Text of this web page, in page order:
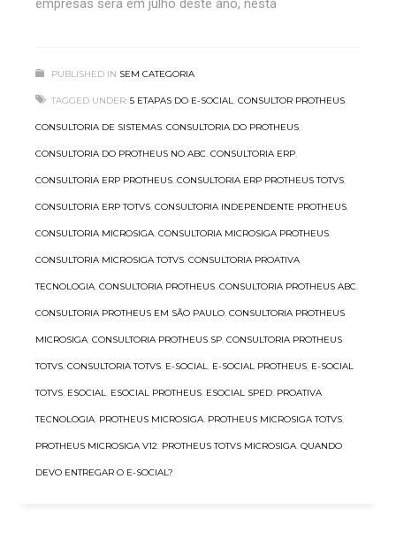
empresas será em julho deste ano, nesta
PUBLISHED IN SEM CATEGORIA
TAGGED UNDER: 5 ETAPAS DO E-SOCIAL, CONSULTOR PROTHEUS,
CONSULTORIA DE SISTEMAS, CONSULTORIA DO PROTHEUS,
CONSULTORIA DO PROTHEUS NO ABC, CONSULTORIA ERP,
CONSULTORIA ERP PROTHEUS, CONSULTORIA ERP PROTHEUS TOTVS,
CONSULTORIA ERP TOTVS, CONSULTORIA INDEPENDENTE PROTHEUS,
CONSULTORIA MICROSIGA, CONSULTORIA MICROSIGA PROTHEUS,
CONSULTORIA MICROSIGA TOTVS, CONSULTORIA PROATIVA
TECNOLOGIA, CONSULTORIA PROTHEUS, CONSULTORIA PROTHEUS ABC,
CONSULTORIA PROTHEUS EM SÃO PAULO, CONSULTORIA PROTHEUS
MICROSIGA, CONSULTORIA PROTHEUS SP, CONSULTORIA PROTHEUS
TOTVS, CONSULTORIA TOTVS, E-SOCIAL, E-SOCIAL PROTHEUS, E-SOCIAL
TOTVS, ESOCIAL, ESOCIAL PROTHEUS, ESOCIAL SPED, PROATIVA
TECNOLOGIA, PROTHEUS MICROSIGA, PROTHEUS MICROSIGA TOTVS,
PROTHEUS MICROSIGA V12, PROTHEUS TOTVS MICROSIGA, QUANDO
DEVO ENTREGAR O E-SOCIAL?